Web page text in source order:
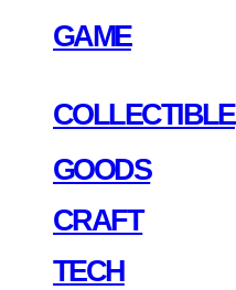
GAME
COLLECTIBLE
GOODS
CRAFT
TECH